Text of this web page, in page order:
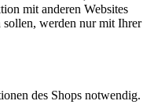
mit anderen Websites
werden nur mit Ihrer
des Shops notwendig.